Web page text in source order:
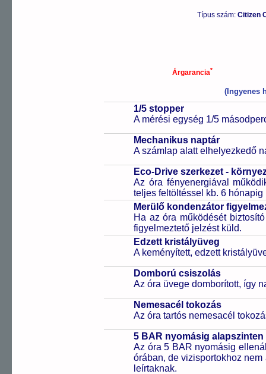
Típus szám: Citizen
Árgarancia*
(Ingyenes
1/5 stopper
A mérési egység 1/5
Mechanikus naptár
A számlap alatt elhelyezkedő
Eco-Drive szerkezet -
Az óra fényenergiával
teljes feltöltéssel kb. 6
Merülő kondenzátor
Ha az óra működését
figyelmeztető jelzést küld.
Edzett kristályüveg
A keményített, edzett
Domború csiszolás
Az óra üvege domborított, így
Nemesacél tokozás
Az óra tartós nemesacél
5 BAR nyomásig alapszinten
Az óra 5 BAR nyomásig
órában, de vizisportokhoz
leírtaknak.